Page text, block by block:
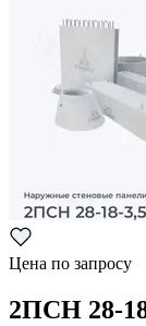
Цена по запросу
2ПСН 28-